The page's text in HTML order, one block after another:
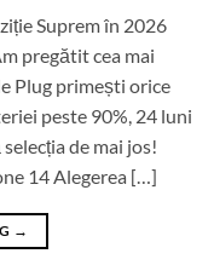
Suprem în 2026
pregătit cea mai
Plug primești orice
peste 90%, 24 luni
de mai jos!
14 Alegerea […]
→